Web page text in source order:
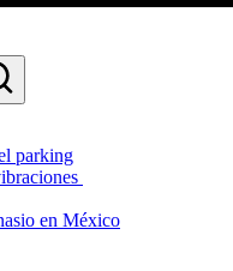
parking
en México